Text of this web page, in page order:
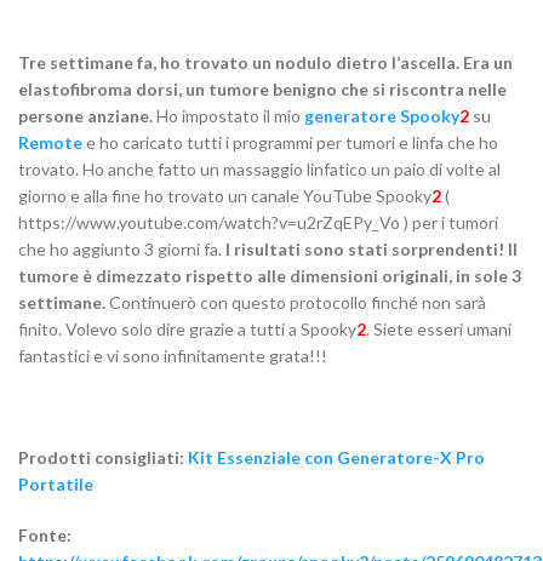
Tre settimane fa, ho trovato un nodulo dietro l’ascella. Era un
elastofibroma dorsi, un tumore benigno che si riscontra nelle
persone anziane.Ho impostato il mio generatore Spooky2 su
Remotee ho caricato tutti i programmi per tumori e linfa che ho
trovato. Ho anche fatto un massaggio linfatico un paio di volte al
giorno e alla fine ho trovato un canale YouTube Spooky2(
https://www.youtube.com/watch?v=u2rZqEPy_Vo ) per i tumori
che ho aggiunto 3 giorni fa. I risultati sono stati sorprendenti! Il
tumore è dimezzato rispetto alle dimensioni originali, in sole 3
settimane.Continuerò con questo protocollo finché non sarà
finito. Volevo solo dire grazie a tutti a Spooky2. Siete esseri umani
fantastici e vi sono infinitamente grata!!!
Prodotti consigliati: Kit Essenziale con Generatore-X Pro
Portatile
Fonte: